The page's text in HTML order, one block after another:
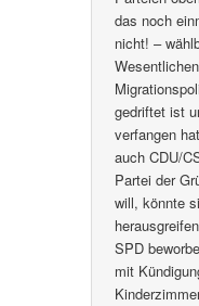
das noch
nicht! –
gedriftet ist
verfangen
auch CDU/
Partei der
will, könnte
SPD
mit